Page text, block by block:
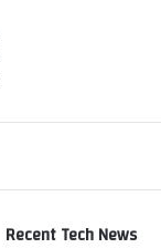
Recent Tech News